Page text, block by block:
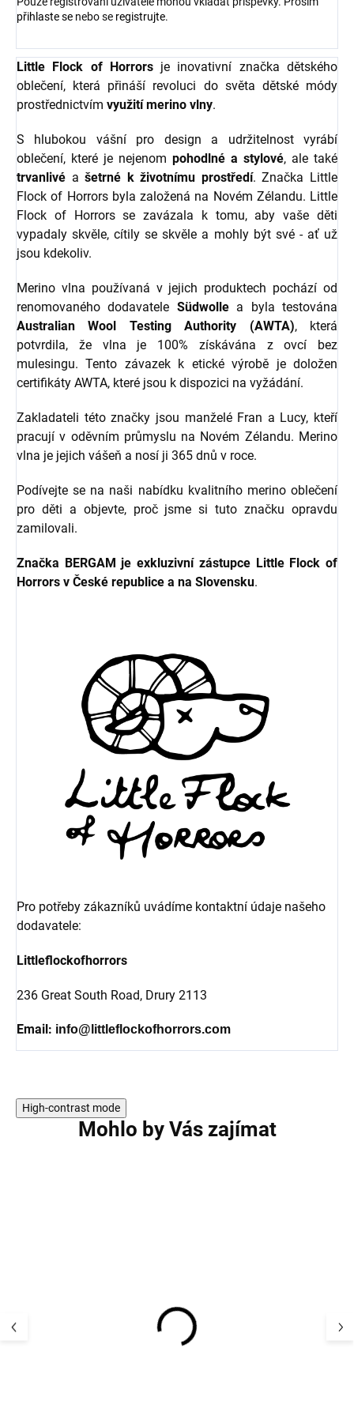
přihlaste se nebo se registrujte.
Little Flock of Horrorsje inovativní značka dětského
oblečení, která přináší revoluci do světa dětské módy
prostřednictvím využití merino vlny.
S hlubokou vášní pro design a udržitelnost vyrábí
oblečení, které je nejenom pohodlné a stylové, ale také
trvanlivé ašetrné k životnímu prostředí. Značka Little
Flock of Horrors byla založená na Novém Zélandu. Little
Flock of Horrors se zavázala k tomu, aby vaše děti
vypadaly skvěle, cítily se skvěle a mohly být své - ať už
jsou kdekoliv.
Merino vlna používaná v jejich produktech pochází od
renomovaného dodavatele Südwollea byla testována
Australian Wool Testing Authority (AWTA), která
potvrdila, že vlna je 100% získávána z ovcí bez
mulesingu. Tento závazek k etické výrobě je doložen
certifikáty AWTA, které jsou k dispozici na vyžádání.
Zakladateli této značky jsou manželé Fran a Lucy, kteří
pracují v oděvním průmyslu na Novém Zélandu. Merino
vlna je jejich vášeň a nosí ji 365 dnů v roce.
Podívejte se na naši nabídku kvalitního merino oblečení
pro děti a objevte, proč jsme si tuto značku opravdu
zamilovali.
Značka BERGAM je exkluzivní zástupce Little Flock of
Horrors v České republice a na Slovensku.
Pro potřeby zákazníků uvádíme kontaktní údaje našeho
dodavatele:
Littleflockofhorrors
236 Great South Road, Drury 2113
Email: info@littleflockofhorrors.com
High-contrast mode
Mohlo by Vás zajímat